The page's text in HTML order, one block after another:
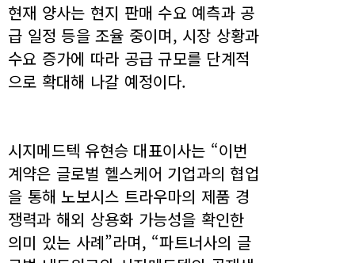
현재 양사는 현지 판매 수요 예측과 공
급 일정 등을 조율 중이며, 시장 상황과
수요 증가에 따라 공급 규모를 단계적
으로 확대해 나갈 예정이다.
시지메드텍 유현승 대표이사는 “이번
계약은 글로벌 헬스케어 기업과의 협업
을 통해 노보시스 트라우마의 제품 경
쟁력과 해외 상용화 가능성을 확인한
의미 있는 사례”라며, “파트너사의 글